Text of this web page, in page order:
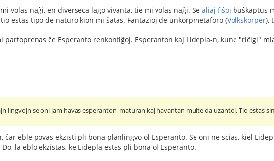
volas naĝi, en diverseca lago vivanta, tie mi volas naĝi. Se aliaj fiŝoj buŝkaptus
estas tipo de naturo kion mi ŝatas. Fantazioj de unkorpmetaforo (Volkskörper),
partoprenas ĉe Esperanto renkontiĝoj. Esperanton kaj Lidepla-n, kune "riĉigi"
lingvojn se oni jam havas esperanton, maturan kaj havantan multe da uzantoj. Tio estas
ĉar eble povas ekzisti pli bona planlingvo ol Esperanto. Se oni ne scias, kiel
la eblo ekzistas, ke Lidepla estas pli bona ol Esperanto.